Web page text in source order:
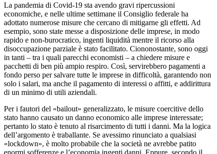
La pandemia di Covid-19 sta avendo gravi ripercussioni
economiche, e nelle ultime settimane il Consiglio federale ha
adottato numerose misure che cercano di mitigarne gli effetti. Ad
esempio, sono state messe a disposizione delle imprese, in modo
rapido e non-burocratico, ingenti liquidità mentre il ricorso alla
disoccupazione parziale è stato facilitato. Ciononostante, sono oggi
in tanti – tra i quali parecchi economisti – a chiedere misure e
pacchetti di ben più ampio respiro. Così, servirebbero pagamenti a
fondo perso per salvare tutte le imprese in difficoltà, garantendo non
solo i salari, ma anche il pagamento di interessi o affitti, e addirittura
di un minimo di utili aziendali.
Per i fautori del «bailout» generalizzato, le misure coercitive dello
stato hanno causato un danno economico alle imprese interessate;
pertanto lo stato è tenuto al risarcimento di tutti i danni. Ma la logica
dell’argomento è traballante. Se avessimo rinunciato a qualsiasi
«lockdown», è molto probabile che la società ne avrebbe patito
enormi sofferenze e l’economia ingenti danni. Eppure, secondo il